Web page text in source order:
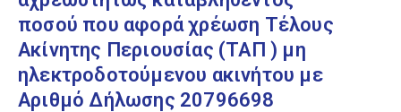
ποσού που αφορά χρέωση Τέλους
Ακίνητης Περιουσίας (ΤΑΠ ) μη
ηλεκτροδοτούμενου ακινήτου με
Αριθμό Δήλωσης 20796698